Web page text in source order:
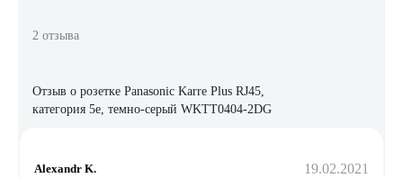
2 отзыва
Отзыв о розетке Panasonic Karre Plus RJ45,
категория 5e, темно-серый WKTT0404-2DG
Alexandr K. 19.02.2021